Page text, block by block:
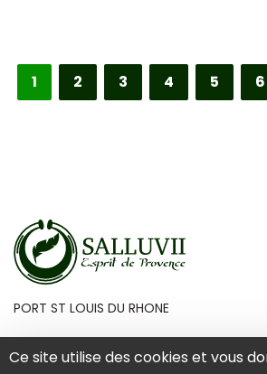
Ce site utilise des cookies et vous
1 2 3 4 5 6
PORT ST LOUIS DU RHONE